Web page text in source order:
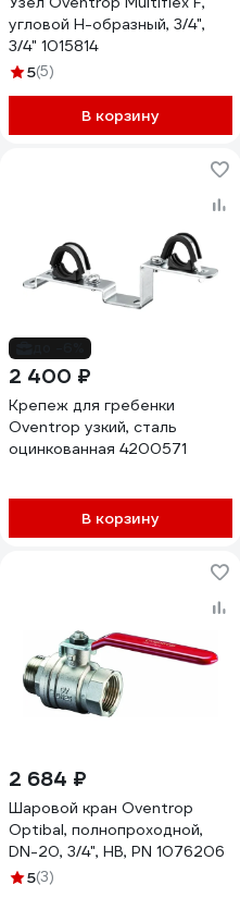
угловой H-образный, 3/4",
3/4" 1015814
5(5)
В корзину
2 400 ₽
Крепеж для гребенки
Oventrop узкий, сталь
оцинкованная 4200571
В корзину
2 684 ₽
Шаровой кран Oventrop
Optibal, полнопроходной,
DN-20, 3/4", НВ, PN 1076206
5(3)